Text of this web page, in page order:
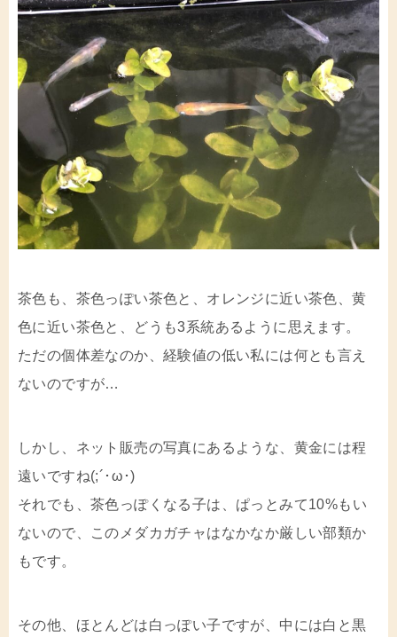
茶色も、茶色っぽい茶色と、オレンジに近い茶色、黄
色に近い茶色と、どうも3系統あるように思えます。
ただの個体差なのか、経験値の低い私には何とも言え
ないのですが…
しかし、ネット販売の写真にあるような、黄金には程
遠いですね(;´･ω･)
それでも、茶色っぽくなる子は、ぱっとみて10%もい
ないので、このメダカガチャはなかなか厳しい部類か
もです。
その他、ほとんどは白っぽい子ですが、中には白と黒